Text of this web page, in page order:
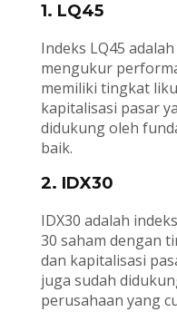
1. LQ45
Indeks LQ45
mengukur
memiliki tingkat
kapitalisasi pasar
didukung oleh
baik.
2. IDX30
IDX30 adalah
30 saham dengan
dan kapitalisasi
juga sudah
perusahaan yang